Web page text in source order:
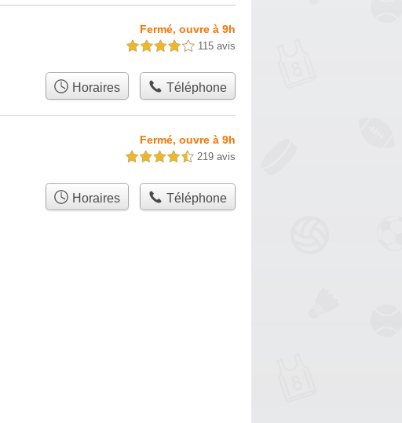
Fermé, ouvre à 9h
4,0 étoiles sur 5 115 avis
Horaires Téléphone
Fermé, ouvre à 9h
4,5 étoiles sur 5 219 avis
Horaires Téléphone